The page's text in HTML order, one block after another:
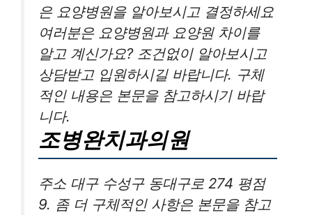
은 요양병원을 알아보시고 결정하세요
여러분은 요양병원과 요양원 차이를
알고 계신가요? 조건없이 알아보시고
상담받고 입원하시길 바랍니다. 구체
적인 내용은 본문을 참고하시기 바랍
니다.
조병완치과의원
주소 대구 수성구 동대구로 274 평점
9. 좀 더 구체적인 사항은 본문을 참고